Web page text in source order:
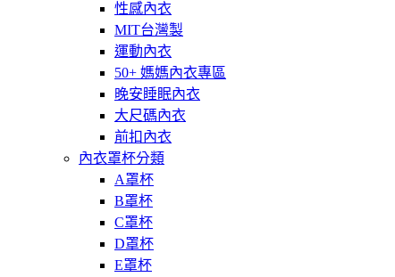
性感內衣
MIT台灣製
運動內衣
50+ 媽媽內衣專區
晚安睡眠內衣
大尺碼內衣
前扣內衣
內衣罩杯分類
A罩杯
B罩杯
C罩杯
D罩杯
E罩杯